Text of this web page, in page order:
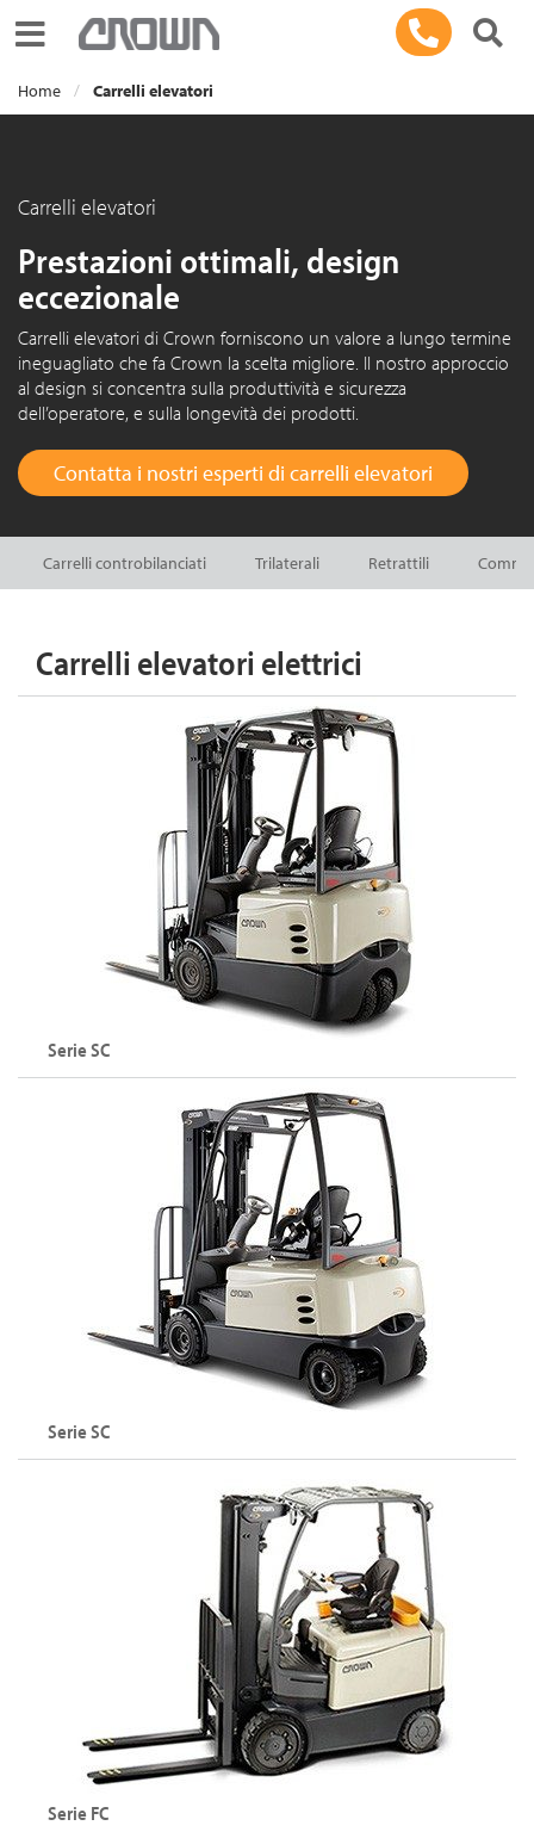
Toggle navigation
Home Carrelli elevatori
Carrelli elevatori
Prestazioni ottimali, design
eccezionale
Carrelli elevatori di Crown forniscono un valore a lungo termine
ineguagliato che fa Crown la scelta migliore. Il nostro approccio
al design si concentra sulla produttività e sicurezza
dell’operatore, e sulla longevità dei prodotti.
Contatta i nostri esperti di carrelli elevatori
Carrelli controbilanciati Trilaterali Retrattili
Carrelli elevatori elettrici
Serie SC
Carrelli elevatori a 3 ruote (48 V)
Altezza di sollevamento: fino a 7490 mm
Esplora la serie SC
Serie SC
Carrelli elevatori a 4 ruote (48 V)
Altezza di sollevamento: fino a 8075 mm
Serie FC